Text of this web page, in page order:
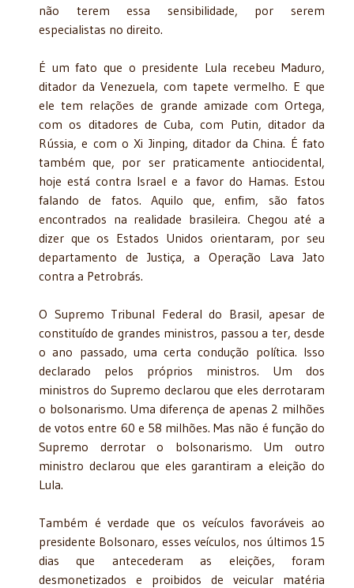
não terem essa sensibilidade, por serem
especialistas no direito.
É um fato que o presidente Lula recebeu Maduro,
ditador da Venezuela, com tapete vermelho. E que
ele tem relações de grande amizade com Ortega,
com os ditadores de Cuba, com Putin, ditador da
Rússia, e com o Xi Jinping, ditador da China. É fato
também que, por ser praticamente antiocidental,
hoje está contra Israel e a favor do Hamas. Estou
falando de fatos. Aquilo que, enfim, são fatos
encontrados na realidade brasileira. Chegou até a
dizer que os Estados Unidos orientaram, por seu
departamento de Justiça, a Operação Lava Jato
contra a Petrobrás.
O Supremo Tribunal Federal do Brasil, apesar de
constituído de grandes ministros, passou a ter, desde
o ano passado, uma certa condução política. Isso
declarado pelos próprios ministros. Um dos
ministros do Supremo declarou que eles derrotaram
o bolsonarismo. Uma diferença de apenas 2 milhões
de votos entre 60 e 58 milhões. Mas não é função do
Supremo derrotar o bolsonarismo. Um outro
ministro declarou que eles garantiram a eleição do
Lula.
Também é verdade que os veículos favoráveis ao
presidente Bolsonaro, esses veículos, nos últimos 15
dias que antecederam as eleições, foram
desmonetizados e proibidos de veicular matéria